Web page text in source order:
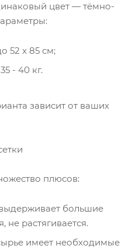
цвет — тёмно-
52 x 85 см;
- 40 кг.
зависит от ваших
плюсов:
большие
не растягивается.
имеет необходимые